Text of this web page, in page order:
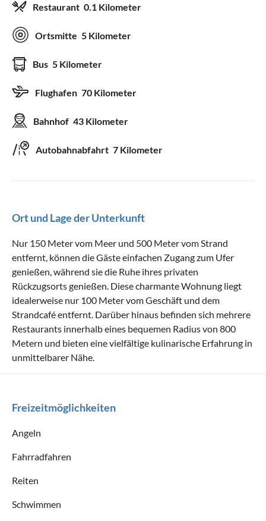
Restaurant 0.1 Kilometer
Ortsmitte 5 Kilometer
Bus 5 Kilometer
Flughafen 70 Kilometer
Bahnhof 43 Kilometer
Autobahnabfahrt 7 Kilometer
Ort und Lage der Unterkunft
Nur 150 Meter vom Meer und 500 Meter vom Strand
entfernt, können die Gäste einfachen Zugang zum Ufer
genießen, während sie die Ruhe ihres privaten
Rückzugsorts genießen. Diese charmante Wohnung liegt
idealerweise nur 100 Meter vom Geschäft und dem
Strandcafé entfernt. Darüber hinaus befinden sich mehrere
Restaurants innerhalb eines bequemen Radius von 800
Metern und bieten eine vielfältige kulinarische Erfahrung in
unmittelbarer Nähe.
Freizeitmöglichkeiten
Angeln
Fahrradfahren
Reiten
Schwimmen